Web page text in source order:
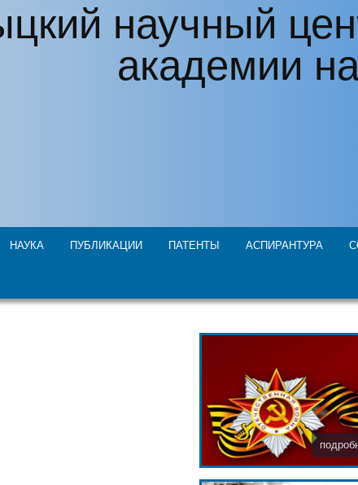
научный
академии
НАУКА ПУБЛИКАЦИИ ПАТЕНТЫ АСПИРАНТУРА